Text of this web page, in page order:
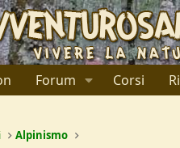
Forum Corsi
Alpinismo